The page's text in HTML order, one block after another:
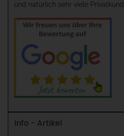
und natürlich sehr viele
Info - Artikel